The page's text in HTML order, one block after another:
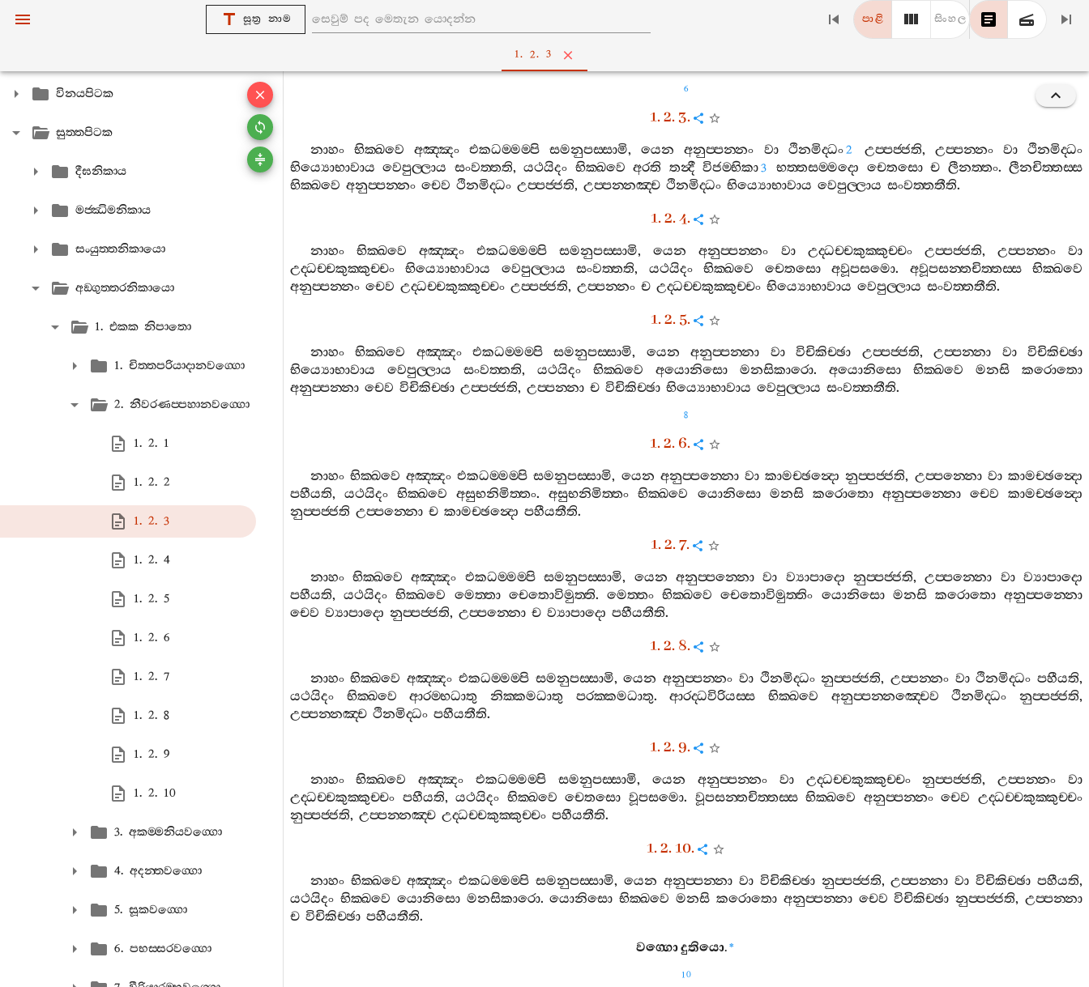
සූත්‍ර නාම පාළි සිංහල
1. 2. 3
විනයපිටක
සුත‍්තපිටක
දීඝනිකාය
මජ‍්ඣිමනිකාය
සංයුත‍්තනිකායො
අඞ‍්ගුත‍්තරනිකායො
1. එකක නිපාතො
1. චිත‍්තපරියාදානවග‍්ගො
2. නීවරණප‍්පහානවග‍්ගො
1. 2. 1
1. 2. 2
1. 2. 3
1. 2. 4
1. 2. 5
1. 2. 6
1. 2. 7
1. 2. 8
1. 2. 9
1. 2. 10
3. අකම‍්මනියවග‍්ගො
4. අදන‍්තවග‍්ගො
5. සූකවග‍්ගො
6. පභස‍්සරවග‍්ගො
6
1. 2. 3.
නාහං භික‍්ඛවෙ අඤ‍්ඤං එකධම‍්මම‍්පි සමනුපස‍්සාමි,යෙන අනුප‍්පන‍්නං වා ථිනමිද‍්ධං2 උප‍්පජ‍්ජති, උප‍්පන‍්නං වා
ථිනමිද‍්ධං
භිය්‍යොභාවාය වෙපුල‍්ලාය සංවත‍්තති,යථයිදං භික‍්ඛවෙ අරති තන්‍දී විජම‍්භිකා3 භත‍්තසම‍්මදො චෙතසො ච ලීනත‍්තං.ලීනචිත‍්තස‍්ස
භික‍්ඛවෙ අනුප‍්පන‍්නං චෙව ථිනමිද‍්ධං උප‍්පජ‍්ජති, උප‍්පන‍්නඤ‍්ච ථිනමිද‍්ධං භිය්‍යොභාවාය වෙපුල‍්ලාය සංවත‍්තතීති.
1. 2. 4.
නාහං භික‍්ඛවෙ අඤ‍්ඤං එකධම‍්මම‍්පි සමනුපස‍්සාමි,යෙන අනුප‍්පන‍්නං වා උද‍්ධච‍්චකුක‍්කුච‍්චං උප‍්පජ‍්ජති, උප‍්පන‍්නං
වා
උද‍්ධච‍්චකුක‍්කුච‍්චං
භිය්‍යොභාවාය වෙපුල‍්ලාය සංවත‍්තති, යථයිදං භික‍්ඛවෙ චෙතසො අවූපසමො. අවූපසන‍්තචිත‍්තස‍්ස
භික‍්ඛවෙ
අනුප‍්පන‍්නං චෙව උද‍්ධච‍්චකුක‍්කුච‍්චං උප‍්පජ‍්ජති, උප‍්පන‍්නං ච උද‍්ධච‍්චකුක‍්කුච‍්චං භිය්‍යොභාවාය වෙපුල‍්ලාය සංවත‍්තතීති.
1. 2. 5.
නාහං භික‍්ඛවෙ අඤ‍්ඤං එකධම‍්මම‍්පි සමනුපස‍්සාමි, යෙන අනුප‍්පන‍්නා වා විචිකිච‍්ඡා උප‍්පජ‍්ජති,උප‍්පන‍්නා වා
විචිකිච‍්ඡා
භිය්‍යොභාවාය
වෙපුල‍්ලාය සංවත‍්තති, යථයිදං භික‍්ඛවෙ අයොනිසො මනසිකාරො. අයොනිසො භික‍්ඛවෙ මනසි
කරොතො
අනුප‍්පන‍්නා චෙව විචිකිච‍්ඡා උප‍්පජ‍්ජති, උප‍්පන‍්නා ච විචිකිච‍්ඡා භිය්‍යොභාවාය වෙපුල‍්ලාය සංවත‍්තතීති.
8
1. 2. 6.
නාහං භික‍්ඛවෙ අඤ‍්ඤං එකධම‍්මම‍්පි සමනුපස‍්සාමි, යෙන අනුප‍්පන‍්නො වා කාමච‍්ඡන්‍දො නුප‍්පජ‍්ජති, උප‍්පන‍්නො වා කාමච‍්ඡන්‍දො
පහීයති,යථයිදං භික‍්ඛවෙ අසුභනිමිත‍්තං.අසුභනිමිත‍්තං භික‍්ඛවෙ යොනිසො මනසි කරොතො අනුප‍්පන‍්නො චෙව
කාමච‍්ඡන්‍දො
නුප‍්පජ‍්ජති උප‍්පන‍්නො ච කාමච‍්ඡන්‍දො පහීයතීති.
1. 2. 7.
නාහං භික‍්ඛවෙ අඤ‍්ඤං එකධම‍්මම‍්පි සමනුපස‍්සාමි, යෙන අනුප‍්පන‍්නො වා ව්‍යාපාදො නුප‍්පජ‍්ජති,උප‍්පන‍්නො වා ව්‍යාපාදො
පහීයති,යථයිදං භික‍්ඛවෙ මෙත‍්තා චෙතොවිමුත‍්ති. මෙත‍්තං භික‍්ඛවෙ චෙතොවිමුත‍්තිං යොනිසො මනසි කරොතො අනුප‍්පන‍්නො
චෙව ව්‍යාපාදො නුප‍්පජ‍්ජති, උප‍්පන‍්නො ච ව්‍යාපාදො පහීයතීති.
1. 2. 8.
නාහං භික‍්ඛවෙ අඤ‍්ඤං එකධම‍්මම‍්පි සමනුපස‍්සාමි,යෙන අනුප‍්පන‍්නං වා ථිනමිද‍්ධං නුප‍්පජ‍්ජති, උප‍්පන‍්නං වා ථිනමිද‍්ධං පහීයති,
යථයිදං
භික‍්ඛවෙ ආරම‍්භධාතු නික‍්කමධාතු පරක‍්කමධාතු.ආරද‍්ධවිරියස‍්ස භික‍්ඛවෙ අනුප‍්පන‍්නඤ‍්චෙව ථිනමිද‍්ධං නුප‍්පජ‍්ජති,
උප‍්පන‍්නඤ‍්ච ථිනමිද‍්ධං පහීයතීති.
1. 2. 9.
නාහං භික‍්ඛවෙ අඤ‍්ඤං එකධම‍්මම‍්පි සමනුපස‍්සාමි, යෙන අනුප‍්පන‍්නං වා උද‍්ධච‍්චකුක‍්කුච‍්චං නුප‍්පජ‍්ජති,උප‍්පන‍්නං
වා
උද‍්ධච‍්චකුක‍්කුච‍්චං පහීයති,යථයිදං භික‍්ඛවෙ චෙතසො වූපසමො. වූපසන‍්තචිත‍්තස‍්ස භික‍්ඛවෙ අනුප‍්පන‍්නං චෙව උද‍්ධච‍්චකුක‍්කුච‍්චං
නුප‍්පජ‍්ජති, උප‍්පන‍්නඤ‍්ච උද‍්ධච‍්චකුක‍්කුච‍්චං පහීයතීති.
1. 2. 10.
නාහං භික‍්ඛවෙ අඤ‍්ඤං එකධම‍්මම‍්පි සමනුපස‍්සාමි, යෙන අනුප‍්පන‍්නා වා විචිකිච‍්ඡා නුප‍්පජ‍්ජති,උප‍්පන‍්නා වා විචිකිච‍්ඡා පහීයති,
යථයිදං භික‍්ඛවෙ යොනිසො මනසිකාරො.යොනිසො භික‍්ඛවෙ මනසි කරොතො අනුප‍්පන‍්නා චෙව විචිකිච‍්ඡා නුප‍්පජ‍්ජති,උප‍්පන‍්නා
ච විචිකිච‍්ඡා පහීයතීති.
වග‍්ගොදුතියො.*
10